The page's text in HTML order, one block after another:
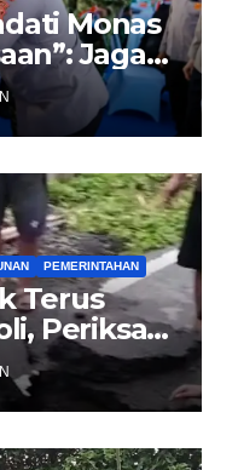
Monas
Jaga
PEMERINTAHAN
Terus
Periksa
Senilai